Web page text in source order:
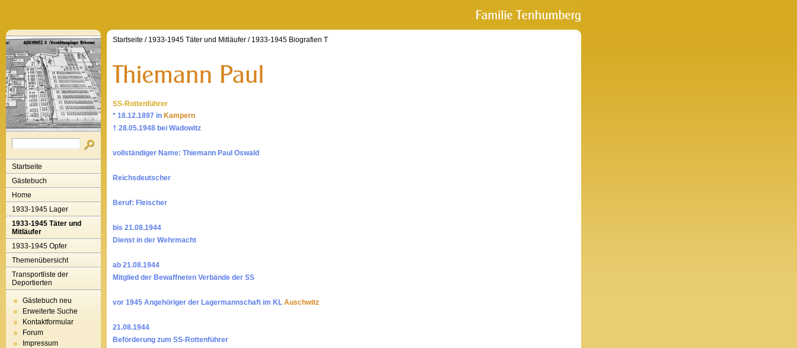
Startseite
Gästebuch
Home
1933-1945 Lager
1933-1945 Täter und
Mitläufer
1933-1945 Opfer
Themenübersicht
Transportliste der
Deportierten
Gästebuch neu
Erweiterte Suche
Kontaktformular
Forum
Impressum
Startseite / 1933-1945 Täter und Mitläufer / 1933-1945 Biografien T
SS-Rottenführer
* 18.12.1897 in Kampern
† 28.05.1948 bei Wadowitz
vollständiger Name: Thiemann Paul Oswald
Reichsdeutscher
Beruf: Fleischer
bis 21.08.1944
Dienst in der Wehrmacht
ab 21.08.1944
Mitglied der Bewaffneten Verbände der SS
vor 1945 Angehöriger der Lagermannschaft im KL Auschwitz
21.08.1944
Beförderung zum SS-Rottenführer